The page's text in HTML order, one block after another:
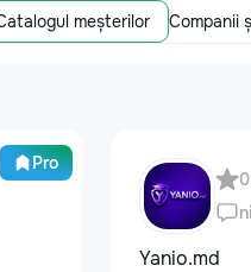
meșterilor Companii
Pro
Yanio.md